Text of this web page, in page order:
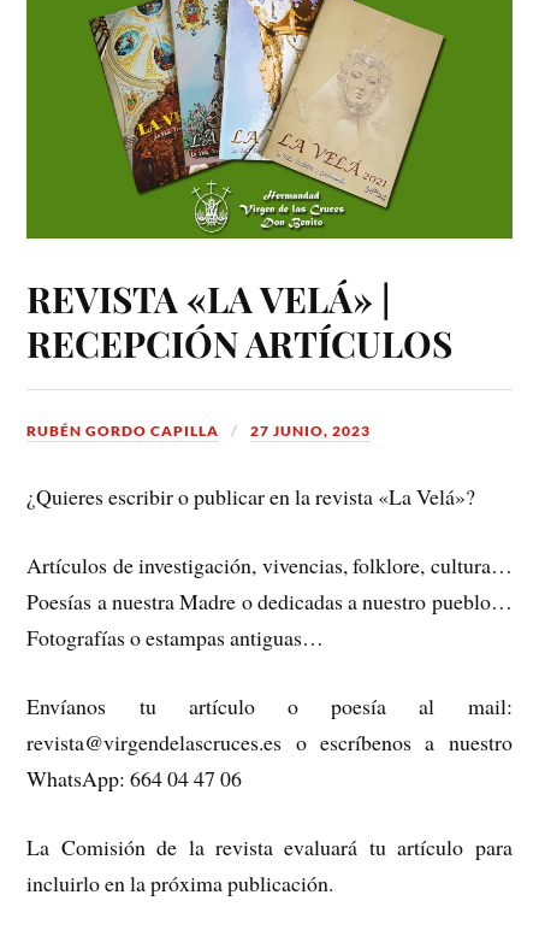
REVISTA «LA VELÁ» |
RECEPCIÓN ARTÍCULOS
RUBÉN GORDO CAPILLA 27 JUNIO, 2023
¿Quieres escribir o publicar en la revista «La Velá»?
Artículos de investigación, vivencias, folklore, cultura…
Poesías a nuestra Madre o dedicadas a nuestro pueblo…
Fotografías o estampas antiguas…
Envíanos tu artículo o poesía al mail:
revista@virgendelascruces.es o escríbenos a nuestro
WhatsApp: 664 04 47 06
La Comisión de la revista evaluará tu artículo para
incluirlo en la próxima publicación.